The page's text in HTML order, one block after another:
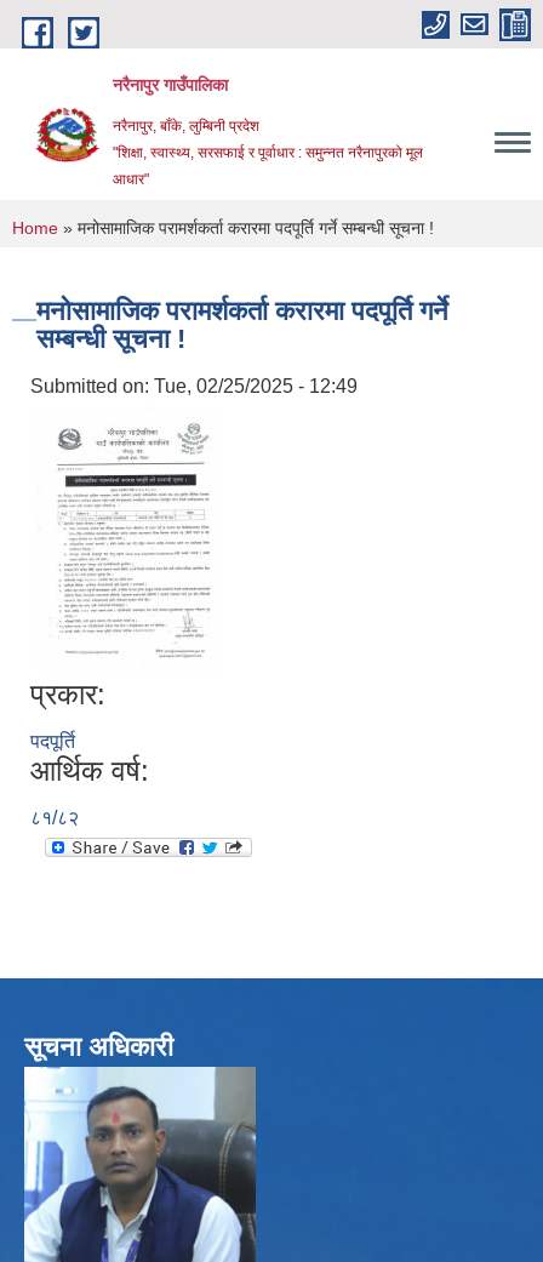
Skip to main content
नरैनापुर गाउँपालिका
नरैनापुर, बाँके, लुम्बिनी प्रदेश
"शिक्षा, स्वास्थ्य, सरसफाई र पूर्वाधार : समुन्नत नरैनापुरको मूल
आधार"
You are here
Home » मनोसामाजिक परामर्शकर्ता करारमा पदपूर्ति गर्ने सम्बन्धी सूचना !
मनोसामाजिक परामर्शकर्ता करारमा पदपूर्ति गर्ने
सम्बन्धी सूचना !
Submitted on: Tue, 02/25/2025 - 12:49
प्रकार:
पदपूर्ति
आर्थिक वर्ष:
८१/८२
सूचना अधिकारी